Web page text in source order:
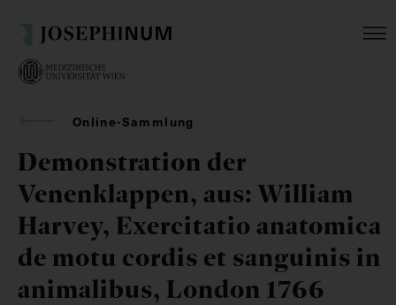
Online-Sammlung
Demonstration der
Venenklappen, aus: William
Harvey, Exercitatio anatomica
de motu cordis et sanguinis in
animalibus, London 1766